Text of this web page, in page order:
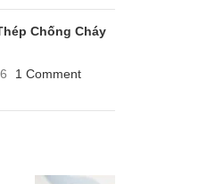
Chống Cháy
1 Comment